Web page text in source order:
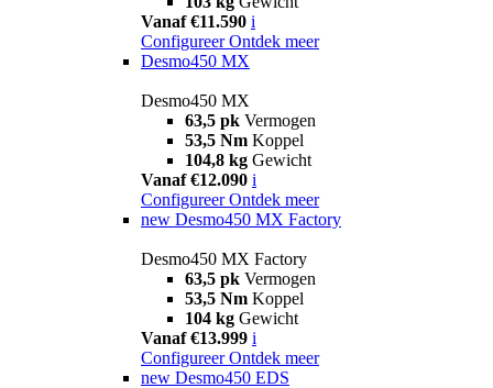
Vanaf €11.590 i
Configureer Ontdek meer
Desmo450 MX
Desmo450 MX
63,5 pk Vermogen
53,5 Nm Koppel
104,8 kg Gewicht
Vanaf €12.090 i
Configureer Ontdek meer
new Desmo450 MX Factory
Desmo450 MX Factory
63,5 pk Vermogen
53,5 Nm Koppel
104 kg Gewicht
Vanaf €13.999 i
Configureer Ontdek meer
new Desmo450 EDS